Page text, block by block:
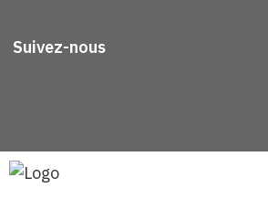
Suivez-nous